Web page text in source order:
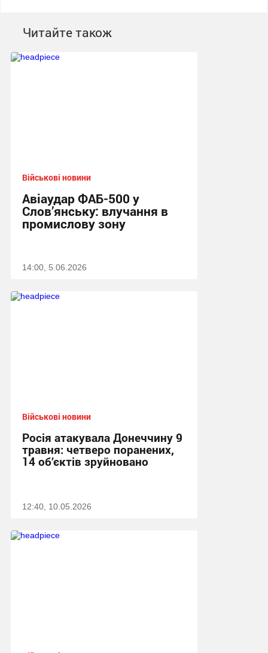
Читайте також
Військові новини
Авіаудар ФАБ-500 у
Слов’янську: влучання в
промислову зону
14:00, 5.06.2026
Військові новини
Росія атакувала Донеччину 9
травня: четверо поранених,
14 об’єктів зруйновано
12:40, 10.05.2026